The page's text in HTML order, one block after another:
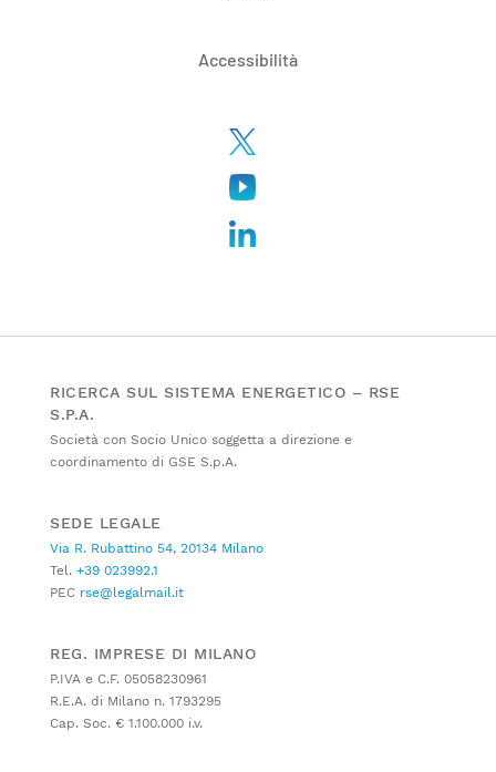
Accessibilità
RICERCA SUL SISTEMA ENERGETICO – RSE
S.P.A.
Società con Socio Unico soggetta a direzione e
coordinamento di GSE S.p.A.
SEDE LEGALE
Via R. Rubattino 54, 20134 Milano
Tel. +39 023992.1
PEC rse@legalmail.it
REG. IMPRESE DI MILANO
P.IVA e C.F. 05058230961
R.E.A. di Milano n. 1793295
Cap. Soc. € 1.100.000 i.v.